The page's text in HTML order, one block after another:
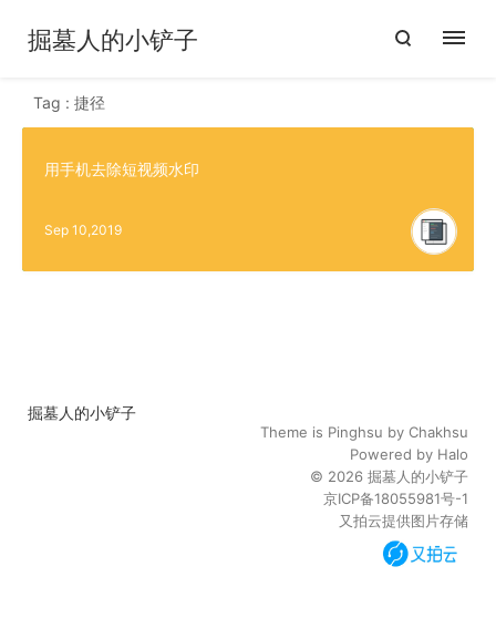
掘墓人的小铲子
Tag : 捷径
用手机去除短视频水印
Sep 10,2019
掘墓人的小铲子
Theme is Pinghsu by Chakhsu
Powered by Halo
© 2026 掘墓人的小铲子
京ICP备18055981号-1
又拍云提供图片存储